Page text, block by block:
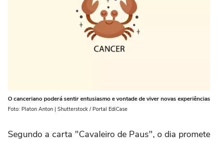
O canceriano poderá sentir entusiasmo e vontade de viver novas experiências
Foto: Platon Anton | Shutterstock / Portal EdiCase
Segundo a carta "Cavaleiro de Paus", o dia promete